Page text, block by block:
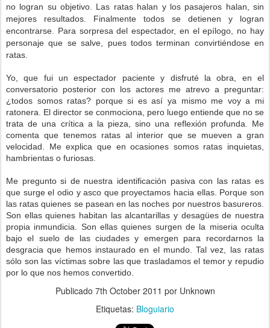
no logran su objetivo. Las ratas halan y los pasajeros halan, sin
mejores resultados. Finalmente todos se detienen y logran
encontrarse. Para sorpresa del espectador, en el epílogo, no hay
personaje que se salve, pues todos terminan convirtiéndose en
ratas.
Yo, que fui un espectador paciente y disfruté la obra, en el
conversatorio posterior con los actores me atrevo a preguntar:
¿todos somos ratas? porque si es así ya mismo me voy a mi
ratonera. El director se conmociona, pero luego entiende que no se
trata de una crítica a la pieza, sino una reflexión profunda. Me
comenta que tenemos ratas al interior que se mueven a gran
velocidad. Me explica que en ocasiones somos ratas inquietas,
hambrientas o furiosas.
Me pregunto si de nuestra identificación pasiva con las ratas es
que surge el odio y asco que proyectamos hacia ellas. Porque son
las ratas quienes se pasean en las noches por nuestros basureros.
Son ellas quienes habitan las alcantarillas y desagües de nuestra
propia inmundicia. Son ellas quienes surgen de la miseria oculta
bajo el suelo de las ciudades y emergen para recordarnos la
desgracia que hemos instaurado en el mundo. Tal vez, las ratas
sólo son las víctimas sobre las que trasladamos el temor y repudio
por lo que nos hemos convertido.
Publicado 7th October 2011 por Unknown
Etiquetas: Bloguiario